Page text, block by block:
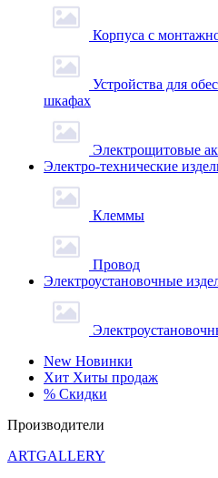
Корпуса с
Устройства для
шкафах
Электрощитовые
Электро-технические
Клеммы
Провод
Электроустановочные
New Новинки
Хит Хиты продаж
% Скидки
Производители
ARTGALLERY